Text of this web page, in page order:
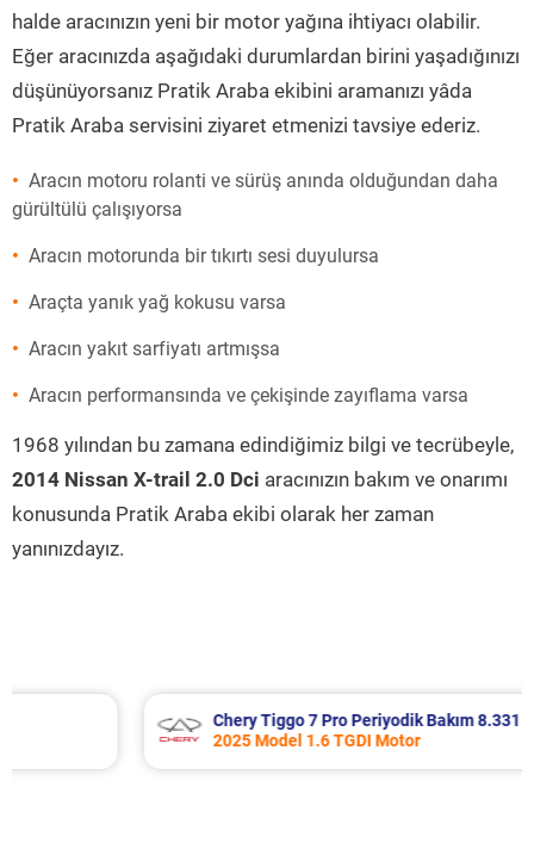
halde aracınızın yeni bir motor yağına ihtiyacı olabilir.
Eğer aracınızda aşağıdaki durumlardan birini yaşadığınızı
düşünüyorsanız Pratik Araba ekibini aramanızı yâda
Pratik Araba servisini ziyaret etmenizi tavsiye ederiz.
Aracın motoru rolanti ve sürüş anında olduğundan daha
gürültülü çalışıyorsa
Aracın motorunda bir tıkırtı sesi duyulursa
Araçta yanık yağ kokusu varsa
Aracın yakıt sarfiyatı artmışsa
Aracın performansında ve çekişinde zayıflama varsa
1968 yılından bu zamana edindiğimiz bilgi ve tecrübeyle,
2014 Nissan X-trail 2.0 Dci aracınızın bakım ve onarımı
konusunda Pratik Araba ekibi olarak her zaman
yanınızdayız.
Chery Tiggo 7 Pro Periyodik Bakım 8.331 TL
2025 Model 1.6 TGDI Motor